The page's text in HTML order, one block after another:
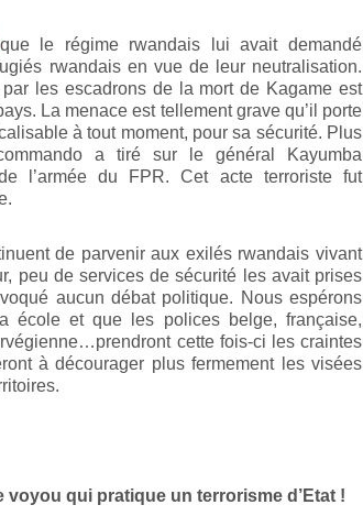
le régime rwandais lui avait demandé
rwandais en vue de leur neutralisation.
les escadrons de la mort de Kagame est
La menace est tellement grave qu’il porte
à tout moment, pour sa sécurité. Plus
a tiré sur le général Kayumba
l’armée du FPR. Cet acte terroriste fut
de parvenir aux exilés rwandais vivant
peu de services de sécurité les avait prises
aucun débat politique. Nous espérons
école et que les polices belge, française,
cette fois-ci les craintes
à décourager plus fermement les visées
qui pratique un terrorisme d’Etat !